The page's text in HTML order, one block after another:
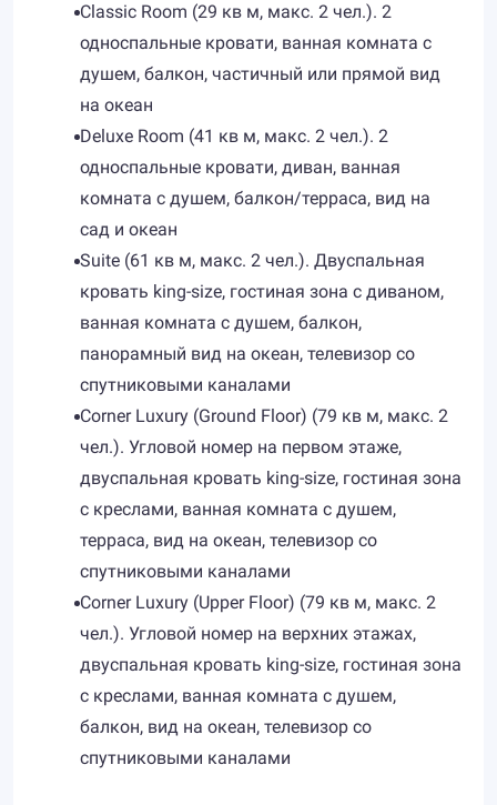
Classic Room (29 кв м, макс. 2 чел.). 2
односпальные кровати, ванная комната с
душем, балкон, частичный или прямой вид
на океан
Deluxe Room (41 кв м, макс. 2 чел.). 2
односпальные кровати, диван, ванная
комната с душем, балкон/терраса, вид на
сад и океан
Suite (61 кв м, макс. 2 чел.). Двуспальная
кровать king-size, гостиная зона с диваном,
ванная комната с душем, балкон,
панорамный вид на океан, телевизор со
спутниковыми каналами
Corner Luxury (Ground Floor) (79 кв м, макс. 2
чел.). Угловой номер на первом этаже,
двуспальная кровать king-size, гостиная зона
с креслами, ванная комната с душем,
терраса, вид на океан, телевизор со
спутниковыми каналами
Corner Luxury (Upper Floor) (79 кв м, макс. 2
чел.). Угловой номер на верхних этажах,
двуспальная кровать king-size, гостиная зона
с креслами, ванная комната с душем,
балкон, вид на океан, телевизор со
спутниковыми каналами